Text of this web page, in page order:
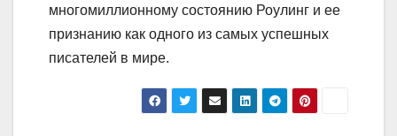
многомиллионному состоянию Роулинг и ее
признанию как одного из самых успешных
писателей в мире.